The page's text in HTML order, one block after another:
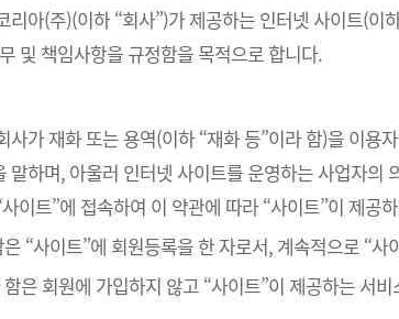
리아(주)(이하 “회사”)가 제공하는 인터넷 사이트(
및 책임사항을 규정함을 목적으로 합니다.
가 재화 또는 용역(이하 “재화 등”이라 함)을 이용
말하며, 아울러 인터넷 사이트를 운영하는 사업자의
이트”에 접속하여 이 약관에 따라 “사이트”이 제공
“사이트”에 회원등록을 한 자로서, 계속적으로 “
은 회원에 가입하지 않고 “사이트”이 제공하는 서